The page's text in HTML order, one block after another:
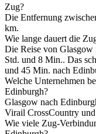
Zug?
Die Entfernung
km.
Wie lange dauert die
Die Reise von Glasgow
Std. und 8 Min.. Das
und 45 Min. nach
Welche Unternehmen
Edinburgh?
Glasgow nach
Virail CrossCountry
Wie viele Zug-